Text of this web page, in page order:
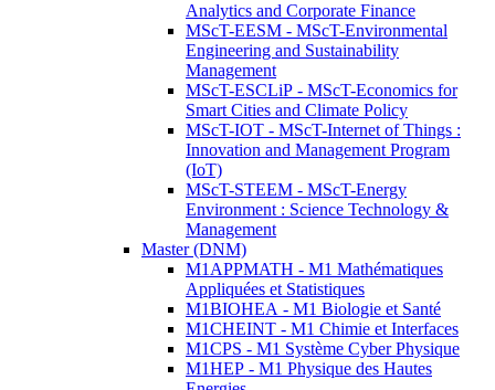
Analytics and Corporate Finance
MScT-EESM - MScT-Environmental
Engineering and Sustainability
Management
MScT-ESCLiP - MScT-Economics for
Smart Cities and Climate Policy
MScT-IOT - MScT-Internet of Things :
Innovation and Management Program
(IoT)
MScT-STEEM - MScT-Energy
Environment : Science Technology &
Management
Master (DNM)
M1APPMATH - M1 Mathématiques
Appliquées et Statistiques
M1BIOHEA - M1 Biologie et Santé
M1CHEINT - M1 Chimie et Interfaces
M1CPS - M1 Système Cyber Physique
M1HEP - M1 Physique des Hautes